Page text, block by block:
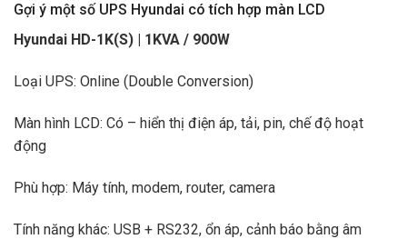
Gợi ý một số UPS Hyundai có tích hợp màn LCD
Hyundai HD-1K(S) | 1KVA / 900W
Loại UPS: Online (Double Conversion)
Màn hình LCD: Có – hiển thị điện áp, tải, pin, chế độ hoạt
động
Phù hợp: Máy tính, modem, router, camera
Tính năng khác: USB + RS232, ổn áp, cảnh báo bằng âm